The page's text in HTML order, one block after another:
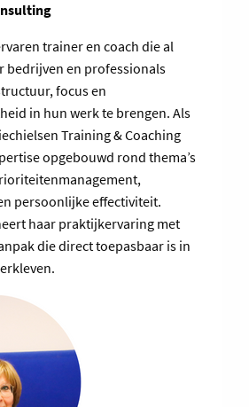
trainer en coach die al
bedrijven en professionals
focus en
in hun werk te brengen. Als
Training & Coaching
opgebouwd rond thema’s
persoonlijke effectiviteit.
haar praktijkervaring met
die direct toepasbaar is in